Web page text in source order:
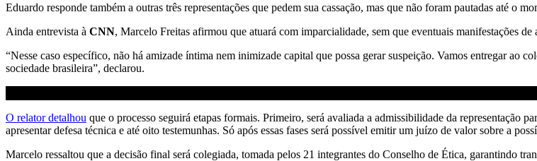
Eduardo responde também a outras três representações que pedem sua cassação, mas que não foram pautadas até o
Ainda entrevista à CNN, Marcelo Freitas afirmou que atuará com imparcialidade, sem que eventuais manifestações
“Nesse caso específico, não há amizade íntima nem inimizade capital que possa gerar suspeição. Vamos entregar ao
sociedade brasileira”, declarou.
O relator detalhou que o processo seguirá etapas formais. Primeiro, será avaliada a admissibilidade da representação
apresentar defesa técnica e até oito testemunhas. Só após essas fases será possível emitir um juízo de valor sobre a
Marcelo ressaltou que a decisão final será colegiada, tomada pelos 21 integrantes do Conselho de Ética, garantindo